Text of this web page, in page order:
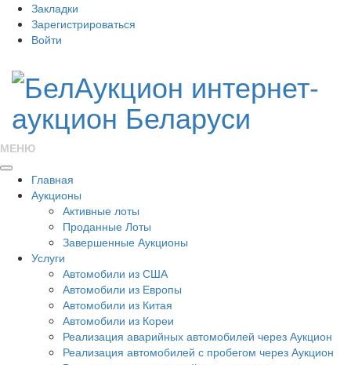
Закладки
Зарегистрироваться
Войти
МЕНЮ
Главная
Аукционы
Активные лоты
Проданные Лоты
Завершенные Аукционы
Услуги
Автомобили из США
Автомобили из Европы
Автомобили из Китая
Автомобили из Кореи
Реализация аварийных автомобилей через Аукцион
Реализация автомобилей с пробегом через Аукцион